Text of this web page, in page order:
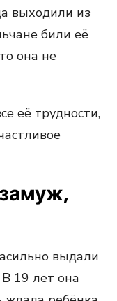
выходили из
били её
она не
её трудности,
выдали
19 лет она